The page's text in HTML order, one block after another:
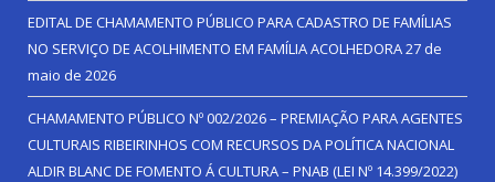
EDITAL DE CHAMAMENTO PÚBLICO PARA CADASTRO DE FAMÍLIAS
NO SERVIÇO DE ACOLHIMENTO EM FAMÍLIA ACOLHEDORA27 de
maio de 2026
CHAMAMENTO PÚBLICO Nº 002/2026 – PREMIAÇÃO PARA AGENTES
CULTURAIS RIBEIRINHOS COM RECURSOS DA POLÍTICA NACIONAL
ALDIR BLANC DE FOMENTO Á CULTURA – PNAB (LEI Nº 14.399/2022)